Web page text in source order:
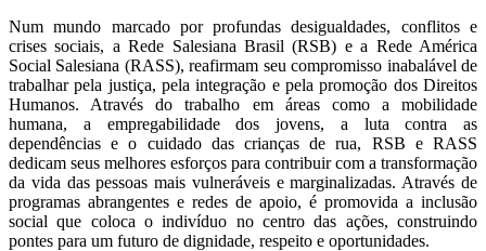
Num mundo marcado por profundas desigualdades, conflitos e
crises sociais, a Rede Salesiana Brasil (RSB) e a Rede América
Social Salesiana (RASS), reafirmam seu compromisso inabalável de
trabalhar pela justiça, pela integração e pela promoção dos Direitos
Humanos. Através do trabalho em áreas como a mobilidade
humana, a empregabilidade dos jovens, a luta contra as
dependências e o cuidado das crianças de rua, RSB e RASS
dedicam seus melhores esforços para contribuir com a transformação
da vida das pessoas mais vulneráveis e marginalizadas. Através de
programas abrangentes e redes de apoio, é promovida a inclusão
social que coloca o indivíduo no centro das ações, construindo
pontes para um futuro de dignidade, respeito e oportunidades.